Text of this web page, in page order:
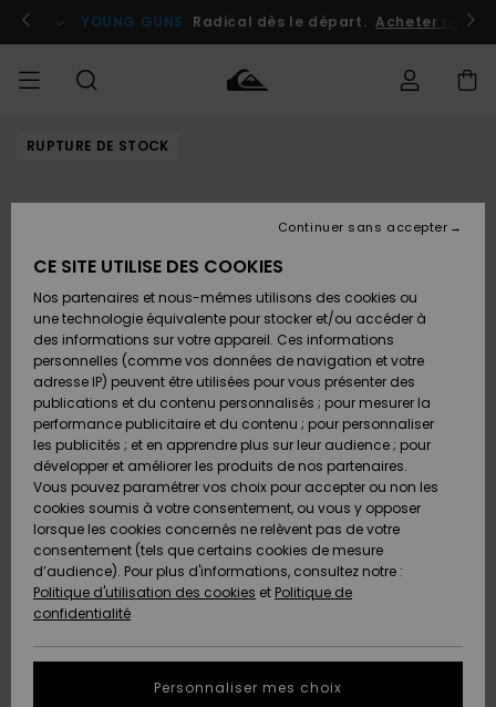
l'information
le
Se connecter / s'inscrire
YOUNG GUNS Radical dès le départ. Acheter
HOMME Vêtements
Chaussures
& Tongs
Surf
Snow
Nouveautés
A
Découvrir
Vêtements
Chaussures
& Tongs
Surf
Snow
Nouveautés
A
Découvrir
FEMME
Shop
A
Découvrir
Snow
SURF
Surf
Surf
Shop
Enfant
Highlights
Communauté
SNOW
Snow
Snow
Shop
Enfant
Snow
Shop
Femme
A
Découvrir
Communauté
OUTLET
Outlet
Enfant
Outlet
Femme
AIDE &
CONTACT
Accéder à
Retours
Paiement
Carte
Cadeau
Quiksilver
Freedom
Protection
des
tailles
MAGASINS
QUIKSILVER
RUPTURE DE STOCK
CE SITE UTILISE DES COOKIES
Nos partenaires et nous-mêmes utilisons des cookies ou
une technologie équivalente pour stocker et/ou accéder à
des informations sur votre appareil. Ces informations
personnelles (comme vos données de navigation et votre
adresse IP) peuvent être utilisées pour vous présenter des
publications et du contenu personnalisés ; pour mesurer la
performance publicitaire et du contenu ; pour personnaliser
les publicités ; et en apprendre plus sur leur audience ; pour
développer et améliorer les produits de nos partenaires.
Vous pouvez paramétrer vos choix pour accepter ou non les
cookies soumis à votre consentement, ou vous y opposer
lorsque les cookies concernés ne relèvent pas de votre
consentement (tels que certains cookies de mesure
d’audience). Pour plus d'informations, consultez notre :
Politique d'utilisation des cookies et Politique de
confidentialité
Personnaliser mes choix
Continuer sans accepter